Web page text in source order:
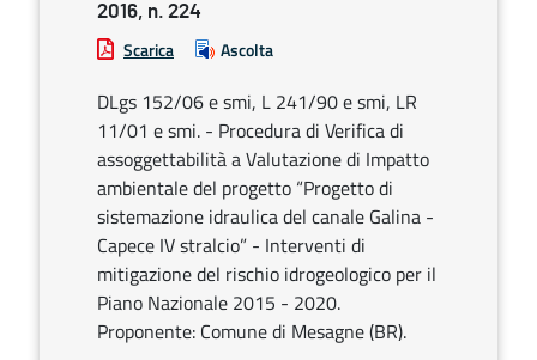
2016, n. 224
Scarica Ascolta
DLgs 152/06 e smi, L 241/90 e smi, LR
11/01 e smi. - Procedura di Verifica di
assoggettabilità a Valutazione di Impatto
ambientale del progetto “Progetto di
sistemazione idraulica del canale Galina -
Capece IV stralcio” - Interventi di
mitigazione del rischio idrogeologico per il
Piano Nazionale 2015 - 2020.
Proponente: Comune di Mesagne (BR).